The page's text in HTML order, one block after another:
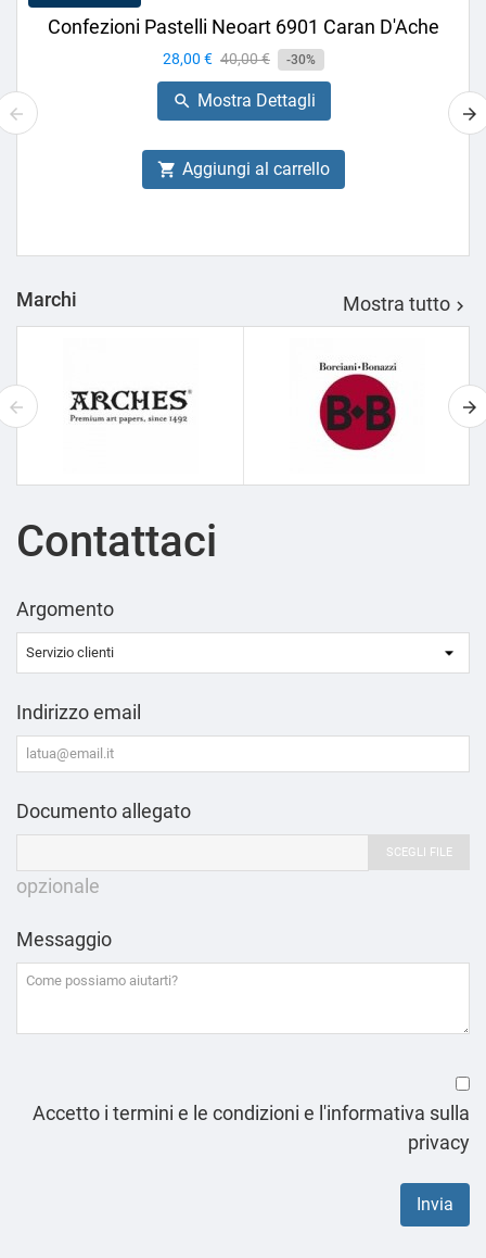
Confezioni Pastelli Neoart 6901 Caran D'Ache
Prezzo
28,00 € Prezzo
base
40,00 € -30%
 Mostra Dettagli
 Aggiungi al carrello
Marchi Mostra tutto 
Contattaci
Argomento
Indirizzo email
Documento allegato
SCEGLI FILE
opzionale
Messaggio
Accetto i termini e le condizioni e l'informativa sulla
privacy